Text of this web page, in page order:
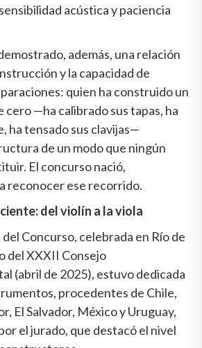
acústica y paciencia
además, una relación
y la capacidad de
quien ha construido un
—ha calibrado sus tapas, ha
ha tensado sus clavijas—
de un modo que ningún
El concurso nació,
reconocer ese recorrido.
del violín a la viola
Concurso, celebrada en Río de
del XXXII Consejo
(abril de 2025), estuvo dedicada
procedentes de Chile,
El Salvador, México y Uruguay,
el jurado, que destacó el nivel